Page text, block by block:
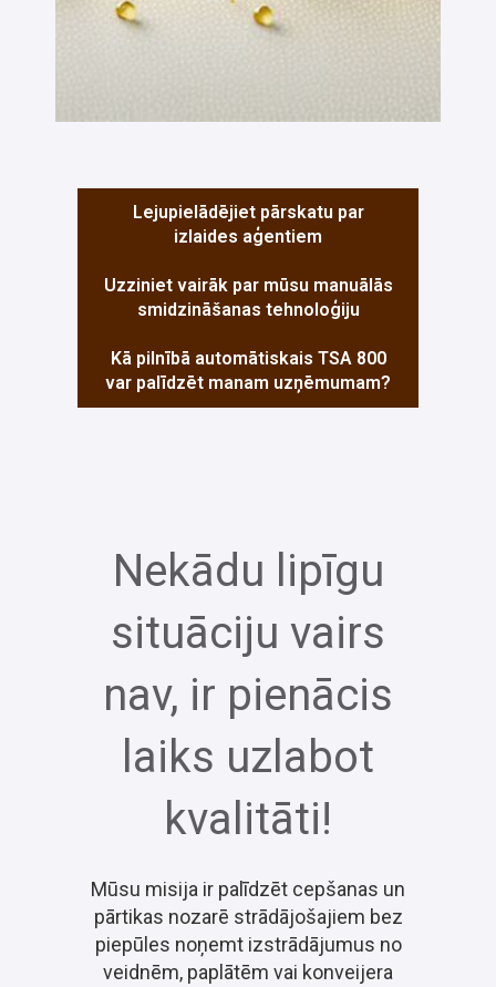
Lejupielādējiet pārskatu par
izlaides aģentiem
Uzziniet vairāk par mūsu manuālās
smidzināšanas tehnoloģiju
Kā pilnībā automātiskais TSA 800
var palīdzēt manam uzņēmumam?
Nekādu lipīgu
situāciju vairs
nav, ir pienācis
laiks uzlabot
kvalitāti!
Mūsu misija ir palīdzēt cepšanas un
pārtikas nozarē strādājošajiem bez
piepūles noņemt izstrādājumus no
veidnēm, paplātēm vai konveijera